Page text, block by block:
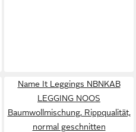
Name It Leggings NBNKAB
LEGGING NOOS
Baumwollmischung, Rippqualität,
normal geschnitten